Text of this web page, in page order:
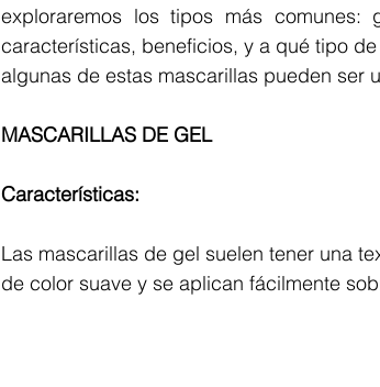
exploraremos los tipos más
características, beneficios, y a qué tipo
algunas de estas mascarillas pueden ser
MASCARILLAS DE GEL
Características:
Las mascarillas de gel suelen tener una
de color suave y se aplican fácilmente